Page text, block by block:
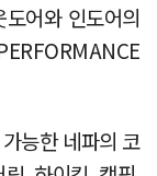
어와 인도어의
능한 네파의 코